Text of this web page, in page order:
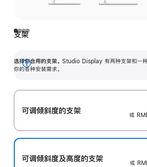
支架
选择你合用的支架。 Studio Display 有两种支架和一种
你的各种安装需求。
展
可调倾斜度的支架
或
可调倾斜度及高‍度的支‍架
或